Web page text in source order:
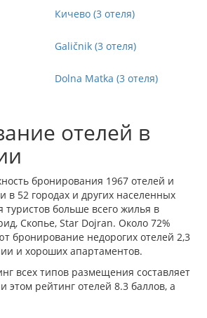
Кичево (3 отеля)
Galičnik (3 отеля)
Dolna Matka (3 отеля)
отелей в
бронирования 1967 отелей и
в 52 городах и других населенных
туристов больше всего жилья в
, Скопье, Star Dojran. Около 72%
бронирование недорогих отелей 2,3
и хороших апартаментов.
всех типов размещения составляет
этом рейтинг отелей 8.3 баллов, а